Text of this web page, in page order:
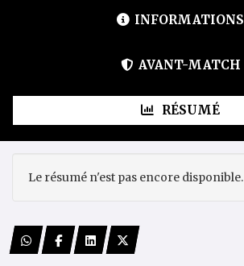
INFORMATIONS
AVANT-MATCH
RÉSUMÉ
Le résumé n'est pas encore disponible.